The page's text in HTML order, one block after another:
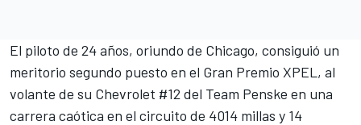
El piloto de 24 años, oriundo de Chicago, consiguió un
meritorio segundo puesto en el Gran Premio XPEL, al
volante de su Chevrolet #12 del Team Penske en una
carrera caótica en el circuito de 4014 millas y 14